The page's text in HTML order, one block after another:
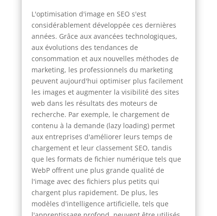
L'optimisation d'image en SEO s'est
considérablement développée ces dernières
années. Grâce aux avancées technologiques,
aux évolutions des tendances de
consommation et aux nouvelles méthodes de
marketing, les professionnels du marketing
peuvent aujourd'hui optimiser plus facilement
les images et augmenter la visibilité des sites
web dans les résultats des moteurs de
recherche. Par exemple, le chargement de
contenu à la demande (lazy loading) permet
aux entreprises d'améliorer leurs temps de
chargement et leur classement SEO, tandis
que les formats de fichier numérique tels que
WebP offrent une plus grande qualité de
l'image avec des fichiers plus petits qui
chargent plus rapidement. De plus, les
modèles d'intelligence artificielle, tels que